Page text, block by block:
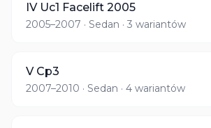
IV Uc1 Facelift 2005
2005–2007 · Sedan · 3 wariantów
V Cp3
2007–2010 · Sedan · 4 wariantów